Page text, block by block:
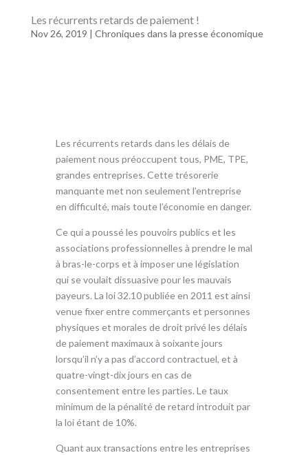
e
b
itt
er
at
s
ai
l
ta
g
Les récurrents retards de paiement !
Nov 26, 2019 | Chroniques dans la presse économique
Les récurrents retards dans les délais de
paiement nous préoccupent tous, PME, TPE,
grandes entreprises. Cette trésorerie
manquante met non seulement l’entreprise
en difficulté, mais toute l’économie en danger.
Ce qui a poussé les pouvoirs publics et les
associations professionnelles à prendre le mal
à bras-le-corps et à imposer une législation
qui se voulait dissuasive pour les mauvais
payeurs. La loi 32.10 publiée en 2011 est ainsi
venue fixer entre commerçants et personnes
physiques et morales de droit privé les délais
de paiement maximaux à soixante jours
lorsqu’il n’y a pas d’accord contractuel, et à
quatre-vingt-dix jours en cas de
consentement entre les parties. Le taux
minimum de la pénalité de retard introduit par
la loi étant de 10%.
Quant aux transactions entre les entreprises